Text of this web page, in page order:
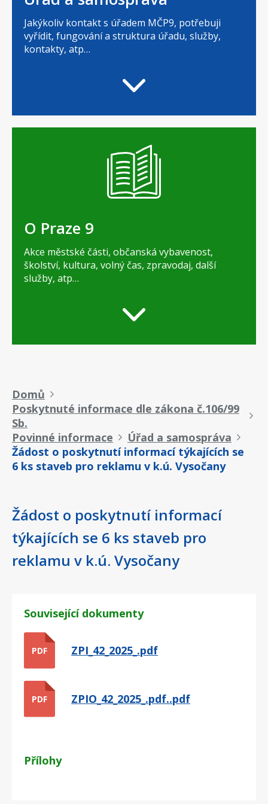
Jakýkoliv kontakt s úřadem MČP9, potřebuji
vyřídit, fungování a struktura úřadu, služby,
kontakty, atp…
O Praze 9
Akce městské části, občanská vybavenost,
školství, kultura, volný čas, zpravodaj, další
služby, atp…
Drobečková
navigace
Domů
Poskytnuté informace dle zákona č.106/99
Sb.
Povinné informace
Úřad a samospráva
Žádost o poskytnutí informací týkajících se
6 ks staveb pro reklamu v k.ú. Vysočany
Žádost o poskytnutí informací
týkajících se 6 ks staveb pro
reklamu v k.ú. Vysočany
Související dokumenty
PDF ZPI_42_2025_.pdf
PDF ZPIO_42_2025_.pdf..pdf
Přílohy